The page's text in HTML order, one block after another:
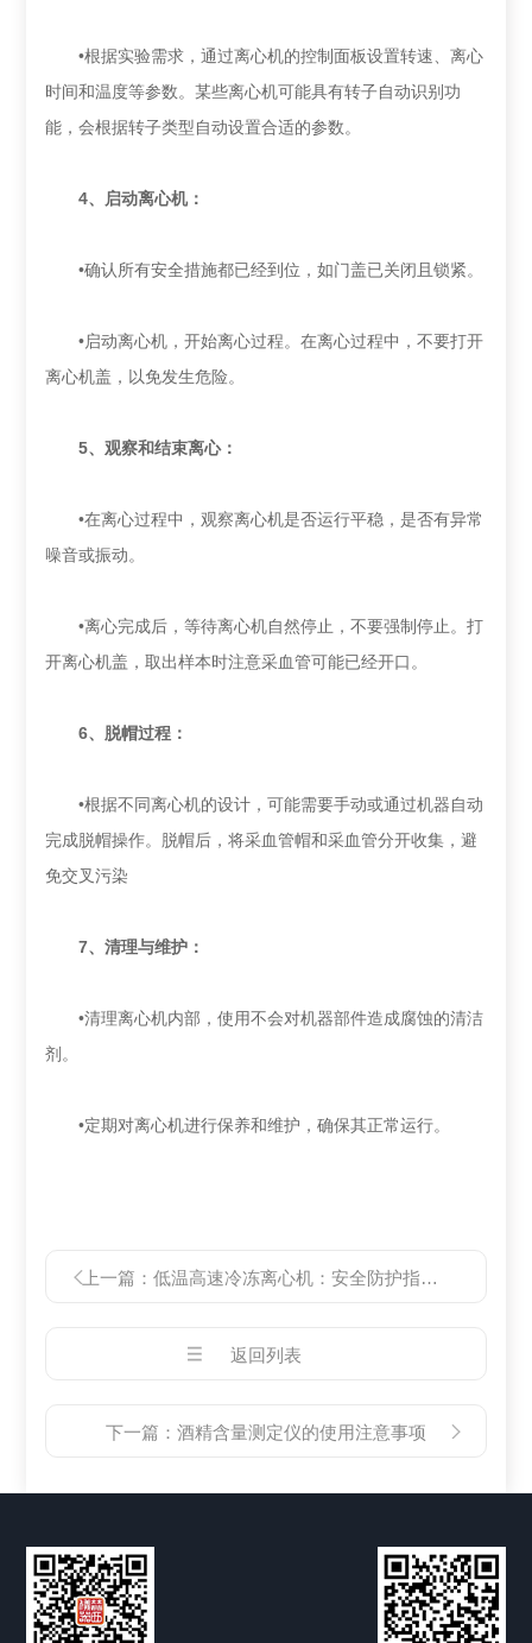
•根据实验需求，通过离心机的控制面板设置转速、离心
时间和温度等参数。某些离心机可能具有转子自动识别功
能，会根据转子类型自动设置合适的参数‌。
‌4、启动离心机‌：
•确认所有安全措施都已经到位，如门盖已关闭且锁紧。
•启动离心机，开始离心过程。在离心过程中，不要打开
离心机盖，以免发生危险‌。
‌5、观察和结束离心‌：
•在离心过程中，观察离心机是否运行平稳，是否有异常
噪音或振动‌。
•离心完成后，等待离心机自然停止，不要强制停止。打
开离心机盖，取出样本时注意采血管可能已经开口‌。
‌6、脱帽过程‌：
•根据不同离心机的设计，可能需要手动或通过机器自动
完成脱帽操作。脱帽后，将采血管帽和采血管分开收集，避
免交叉污染‌
‌7、清理与维护‌：
•清理离心机内部，使用不会对机器部件造成腐蚀的清洁
剂。
•定期对离心机进行保养和维护，确保其正常运行‌。
上一篇：低温高速冷冻离心机：安全防护指南与实践
返回列表
下一篇： 酒精含量测定仪的使用注意事项